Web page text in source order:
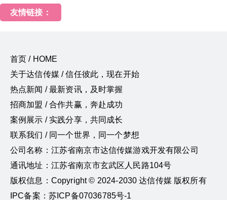
友情链接：
首页 / HOME
关于达信传媒 / 信任彼此，现在开始
热点新闻 / 最新资讯，及时掌握
招商加盟 / 合作共赢，奔赴成功
案例展示 / 实践分享，共同成长
联系我们 / 同一个世界，同一个梦想
公司名称：江苏省南京市达信传媒游戏开发有限公司
通讯地址：江苏省南京市玄武区人民路104号
版权信息：Copyright © 2024-2030 达信传媒 版权所有
IPC备案：苏ICP备07036785号-1